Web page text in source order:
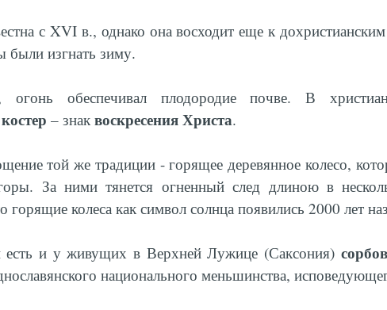
с XVI в., однако она восходит еще к
были изгнать зиму.
обеспечивал плодородие почве. В
– знак воскресения Христа.
той же традиции - горящее деревянное колесо,
За ними тянется огненный след длиною в
горящие колеса как символ солнца появились 2000 лет
и у живущих в Верхней Лужице (Саксония) сорбов
национального меньшинства,